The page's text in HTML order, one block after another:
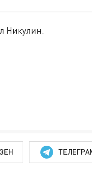
Никулин.